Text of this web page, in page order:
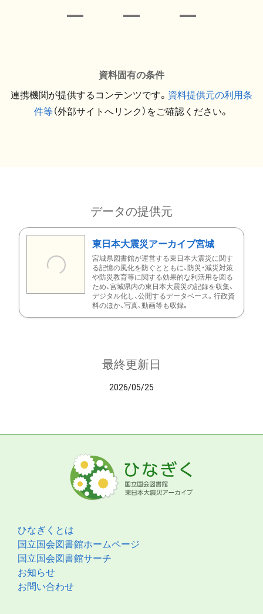
資料固有の条件
連携機関が提供するコンテンツです。 資料提供元の利用条
件等（外部サイトへリンク）をご確認ください。
データの提供元
東日本大震災アーカイブ宮城
宮城県図書館が運営する東日本大震災に関す
る記憶の風化を防ぐとともに、防災・減災対策
や防災教育等に関する効果的な利活用を図る
ため、宮城県内の東日本大震災の記録を収集、
デジタル化し、公開するデータベース。行政資
料のほか、写真、動画等も収録。
最終更新日
2026/05/25
ひなぎくとは
国立国会図書館ホームページ
国立国会図書館サーチ
お知らせ
お問い合わせ